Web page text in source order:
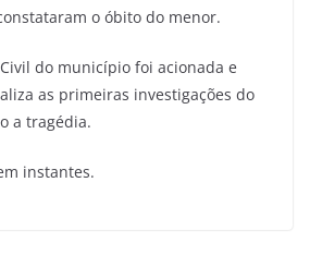
o óbito do menor.
do município foi acionada e
as primeiras investigações do
a tragédia.
instantes.